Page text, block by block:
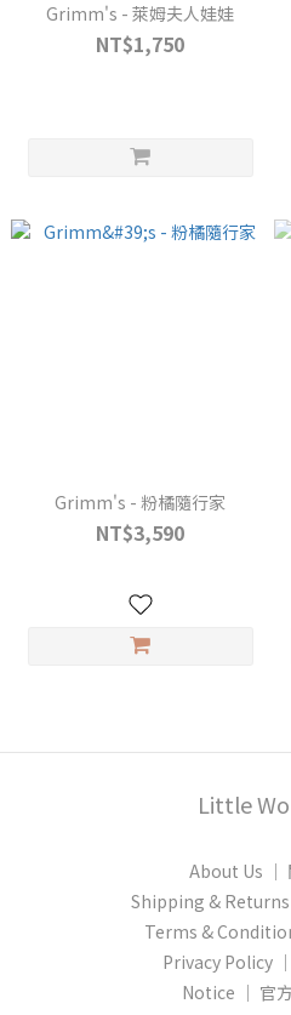
Grimm's - 萊姆夫人娃娃
NT$1,750
Grimm's - 粉橘隨行家
NT$3,590
Little
About Us │
Shipping &
Terms &
Privacy Policy
Notice │ 官